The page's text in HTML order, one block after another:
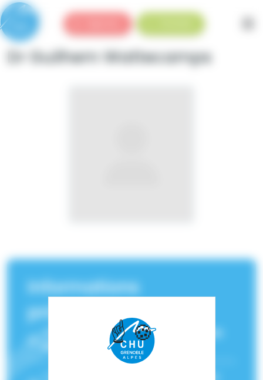
Dr Guilhem Wattecamps
Informations
principales
Service(s) de rattachement :
Intensive-Réanimation
Panneau de gestion des cookies